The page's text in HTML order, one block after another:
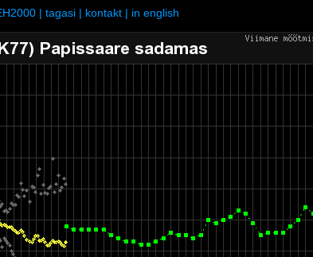
| tagasi | kontakt | in english